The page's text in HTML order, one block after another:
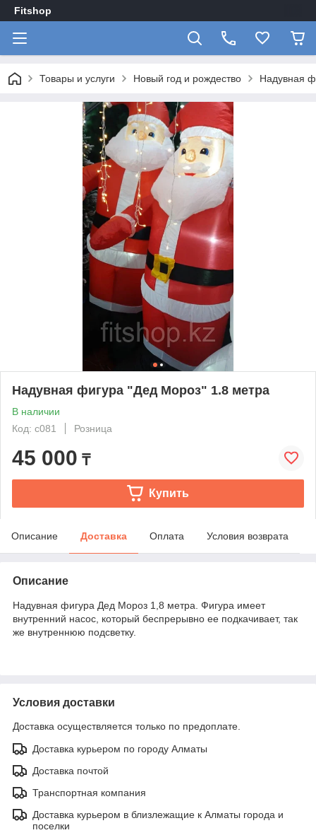
Fitshop
Товары и услуги Новый год и рождество Надувная
Надувная фигура "Дед Мороз" 1.8 метра
В наличии
Код: c081
Розница
45 000 ₸
Купить
Описание Доставка Оплата Условия возврата
Описание
Надувная фигура Дед Мороз 1,8 метра. Фигура имеет
внутренний насос, который беспрерывно ее подкачивает, так
же внутреннюю подсветку.
Условия доставки
Доставка осуществляется только по предоплате.
Доставка курьером по городу Алматы
Доставка почтой
Транспортная компания
Доставка курьером в близлежащие к Алматы города и
поселки